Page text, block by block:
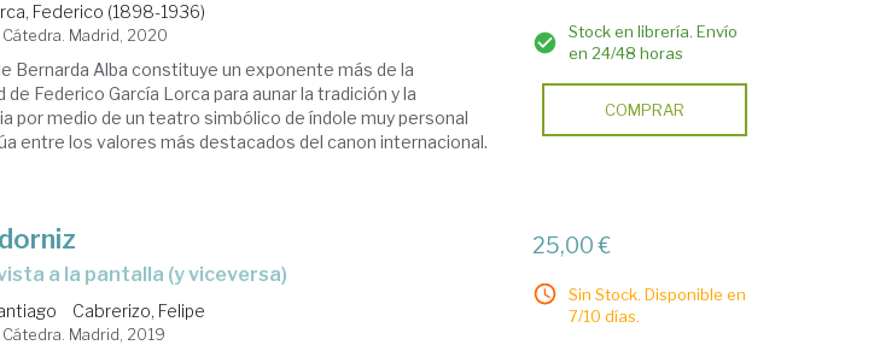
Federico (1898-1936)
Madrid, 2020
Bernarda Alba constituye un exponente más de la
de Federico García Lorca para aunar la tradición y la
por medio de un teatro simbólico de índole muy personal
entre los valores más destacados del canon internacional.
Stock en librería. Envío
en 24/48 horas
COMPRAR
a la pantalla (y viceversa)
Cabrerizo, Felipe
Madrid, 2019
25,00 €
Sin Stock. Disponible en
7/10 días.